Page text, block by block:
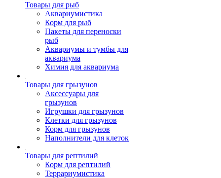
Товары для рыб
Аквариумистика
Корм для рыб
Пакеты для переноски
рыб
Аквариумы и тумбы для
аквариума
Химия для аквариума
Товары для грызунов
Аксессуары для
грызунов
Игрушки для грызунов
Клетки для грызунов
Корм для грызунов
Наполнители для клеток
Товары для рептилий
Корм для рептилий
Террариумистика